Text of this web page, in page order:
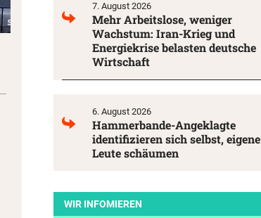
7. August 2026
Mehr Arbeitslose, weniger
Wachstum: Iran-Krieg und
Energiekrise belasten deutsche
Wirtschaft
6. August 2026
Hammerbande-Angeklagte
identifizieren sich selbst, eigene
Leute schäumen
WIR INFOMIEREN